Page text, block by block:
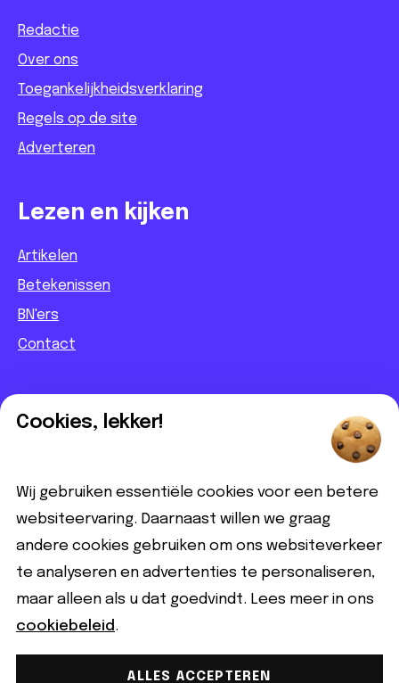
Redactie
Over ons
Toegankelijkheidsverklaring
Regels op de site
Adverteren
Lezen en kijken
Artikelen
Betekenissen
BN'ers
Contact
Informatief
Partnerbijdrage
Disclaimer
Volg ons
Cookies, lekker!
Wij gebruiken essentiële cookies voor een betere
websiteervaring. Daarnaast willen we graag
andere cookies gebruiken om ons websiteverkeer
te analyseren en advertenties te personaliseren,
maar alleen als u dat goedvindt. Lees meer in ons
cookiebeleid .
ALLES ACCEPTEREN